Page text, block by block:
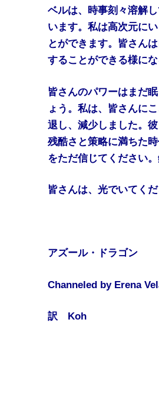
ベルは、時事刻々溶解
います。私は高次元に
とができます。皆さん
することができる様にな
皆さんのパワーはまだ
ょう。私は、皆さんに
退し、減少しました。
残酷さと策略に満ちた
をただ信じてください
皆さんは、光でいてくだ
アズール・ドラゴン
Channeled by Erena
訳 Koh